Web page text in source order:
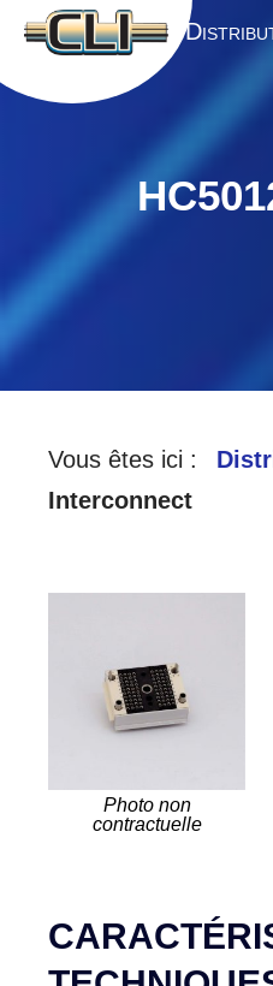
A CCUEIL D
Vous êtes ici :
Interconnect
Photo non
contractuelle